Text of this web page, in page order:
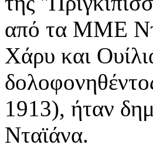
από τα ΜΜΕ
Χάρυ και
1913), ήταν
Νταϊάνα.